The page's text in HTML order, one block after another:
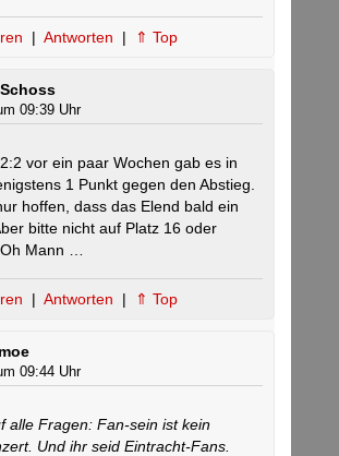
| Antworten | ⇑ Top
09:39 Uhr
vor ein paar Wochen gab es in
1 Punkt gegen den Abstieg.
hoffen, dass das Elend bald ein
bitte nicht auf Platz 16 oder
Mann …
| Antworten | ⇑ Top
09:44 Uhr
alle Fragen: Fan-sein ist kein
Und ihr seid Eintracht-Fans.